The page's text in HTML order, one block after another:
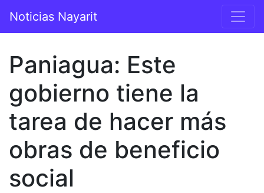
Navegación principal
Noticias Nayarit
Paniagua: Este
gobierno tiene la
tarea de hacer más
obras de beneficio
social